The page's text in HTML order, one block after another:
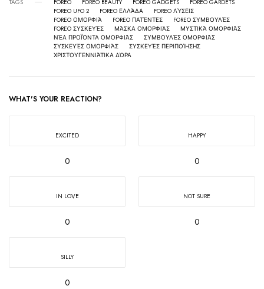
TAGS FOREO FOREO BEAUTY FOREO GADGETS
FOREO GARDETS
FOREO UFO 2
FOREO ΕΛΛΆΔΑ
FOREO ΛΎΣΕΙΣ
FOREO ΟΜΟΡΦΙΆ
FOREO ΠΑΤΈΝΤΕΣ
FOREO ΣΥΜΒΟΥΛΈΣ
FOREO ΣΥΣΚΕΥΈΣ
ΜΆΣΚΑ ΟΜΟΡΦΙΆΣ
ΜΥΣΤΙΚΆ ΟΜΟΡΦΙΆΣ
ΝΈΑ ΠΡΟΪΌΝΤΑ ΟΜΟΡΦΙΆΣ
ΣΥΜΒΟΥΛΈΣ ΟΜΟΡΦΙΆΣ
ΣΥΣΚΕΥΈΣ ΟΜΟΡΦΙΆΣ
ΣΥΣΚΕΥΈΣ ΠΕΡΙΠΟΊΗΣΗΣ
ΧΡΙΣΤΟΥΓΕΝΝΙΆΤΙΚΑ ΔΏΡΑ
WHAT'S YOUR REACTION?
EXCITED
0
HAPPY
0
IN LOVE
0
NOT SURE
0
SILLY
0